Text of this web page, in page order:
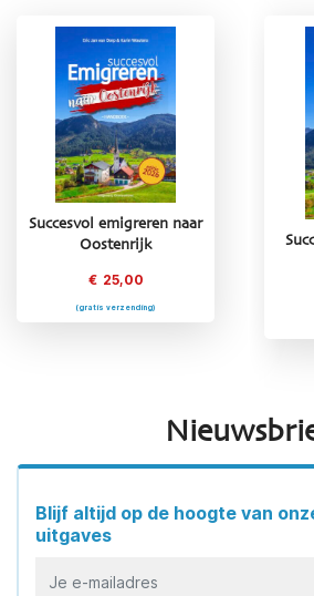
Succesvol emigreren naar
Oostenrijk
€ 25,00
(gratis verzending)
Succesvol emigreren naar
(gratis verzending)
Blijf altijd op de hoogte van
uitgaves